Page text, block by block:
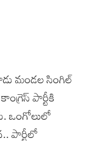
మండల సింగిల్
పార్టీ‌కి
ఒంగోలులో
పార్టీలో